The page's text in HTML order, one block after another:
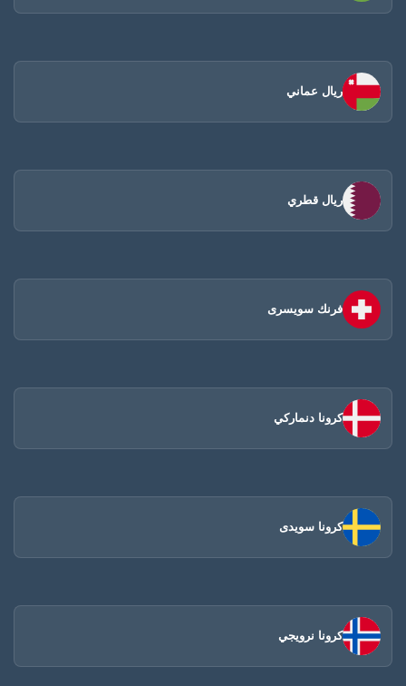
ريال عماني
ريال قطري
فرنك سويسرى
كرونا دنماركي
كرونا سويدى
كرونا نرويجي